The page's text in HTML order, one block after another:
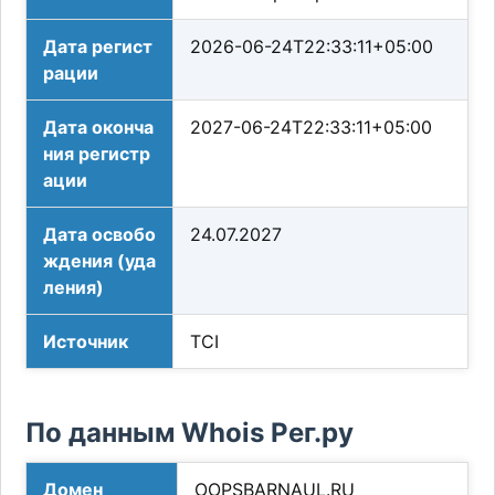
Дата регист
рации
2026-06-24T22:33:11+05:00
Дата оконча
ния регистр
ации
2027-06-24T22:33:11+05:00
Дата освобо
ждения (уда
ления)
24.07.2027
Источник TCI
По данным Whois Рег.ру
Домен OOPSBARNAUL.RU